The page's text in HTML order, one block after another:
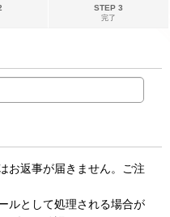
STEP 3
完了
お返事が届きません。ご注
ルとして処理される場合が